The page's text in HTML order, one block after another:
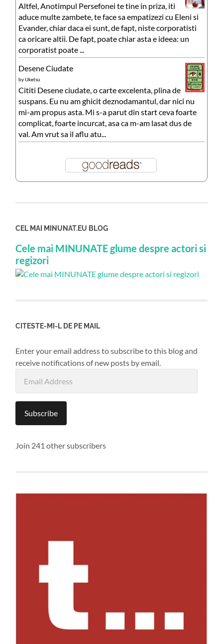
Altfel, Anotimpul Persefonei te tine in priza, iti
aduce multe zambete, te face sa empatizezi cu Eleni si
Evander, chiar daca ei sunt, de fapt, niste corporatisti
ca oricare altii. De fapt, poate chiar asta e ideea: un
corporatist poate ...
Desene Ciudate
byUketsu
Cititi Desene ciudate, o carte excelenta, plina de
suspans. Eu nu am ghicit deznodamantul, dar nici nu
mi-am propus asta. Mi s-a parut din start ceva foarte
complicat, foarte incurcat, asa ca m-am lasat dus de
val. Am vrut sa il aflu atu...
CEL MAI MINUNAT.EU BLOG
Cele mai MINUNATE glume despre actori si
regizori
CITESTE-MI-L DE PE MAIL
Enter your email address to subscribe to this blog and
receive notifications of new posts by email.
Address
Subscribe
Join 241 other subscribers